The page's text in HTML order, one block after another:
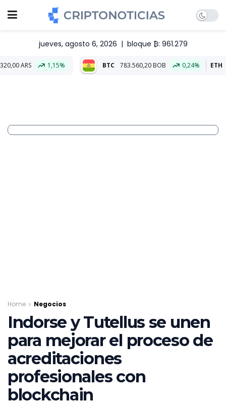
jueves, agosto 6, 2026 | bloque ₿: 961.279
1,15% BTC 783.560,20 BOB 0,24% ETH 23.097,45
Home Negocios
Indorse y Tutellus se unen
para mejorar el proceso de
acreditaciones
profesionales con
blockchain